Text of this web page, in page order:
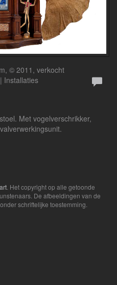
© 2011, verkocht
Installaties
Met vogelverschrikker,
. Het copyright op alle getoonde
De afbeeldingen van de
schriftelijke toestemming.